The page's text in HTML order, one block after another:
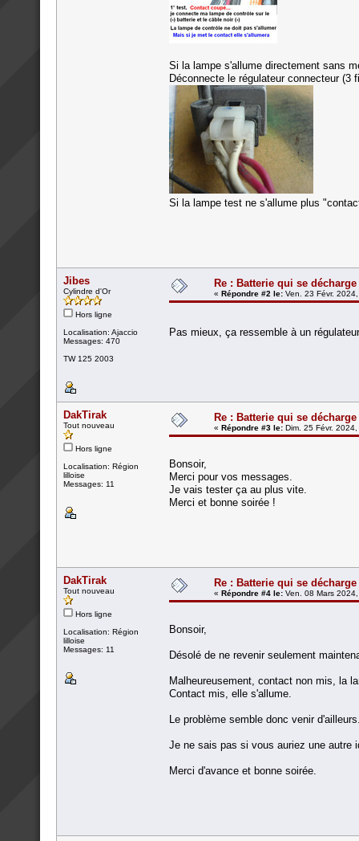
Si la lampe s'allume directement sans
Déconnecte le régulateur connecteur (3
Si la lampe test ne s'allume plus
Jibes
Cylindre d'Or
Hors ligne
Localisation: Ajaccio
Messages: 470
TW 125 2003
Re : Batterie qui se
« Répondre #2 le: Ven. 23 Févr.
Pas mieux, ça ressemble à un
DakTirak
Tout nouveau
Hors ligne
Localisation: Région
lilloise
Messages: 11
Re : Batterie qui se
« Répondre #3 le: Dim. 25 Févr.
Bonsoir,
Merci pour vos messages.
Je vais tester ça au plus vite.
Merci et bonne soirée !
DakTirak
Tout nouveau
Hors ligne
Localisation: Région
lilloise
Messages: 11
Re : Batterie qui se
« Répondre #4 le: Ven. 08 Mars
Bonsoir,
Désolé de ne revenir seulement
Malheureusement, contact non mis, la
Contact mis, elle s'allume.
Le problème semble donc venir
Je ne sais pas si vous auriez une autre
Merci d'avance et bonne soirée.